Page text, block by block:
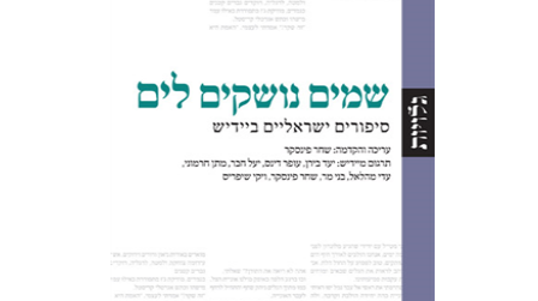
הנחת אתר ספר מודפס
$35
$32